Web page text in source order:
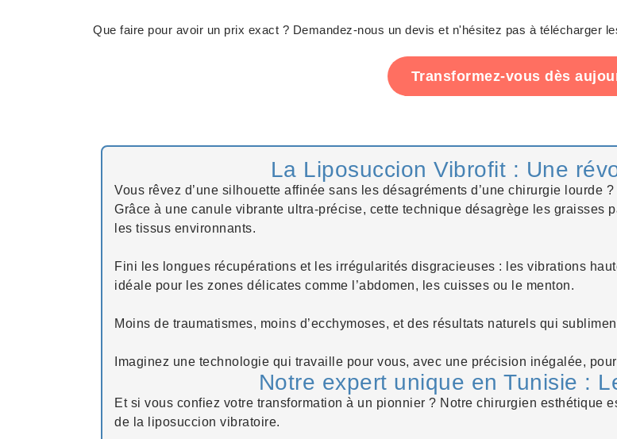
Que faire pour avoir un prix exact ? Demandez-nous un devis et n'hésitez pas à télécharger
Transformez-vous dès
La Liposuccion Vibrofit : Une
Vous rêvez d’une silhouette affinée sans les désagréments d’une chirurgie lourde ?
Grâce à une canule vibrante ultra-précise, cette technique désagrège les graisses
les tissus environnants.
Fini les longues récupérations et les irrégularités disgracieuses : les vibrations
idéale pour les zones délicates comme l’abdomen, les cuisses ou le menton.
Moins de traumatismes, moins d’ecchymoses, et des résultats naturels qui
Imaginez une technologie qui travaille pour vous, avec une précision inégalée,
Notre expert unique en Tunisie :
Et si vous confiez votre transformation à un pionnier ? Notre chirurgien esthétique
de la liposuccion vibratoire.